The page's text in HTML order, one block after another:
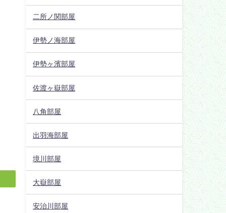
二所ノ関部屋
伊勢ノ海部屋
伊勢ヶ濱部屋
佐渡ヶ嶽部屋
八角部屋
出羽海部屋
境川部屋
大嶽部屋
安治川部屋